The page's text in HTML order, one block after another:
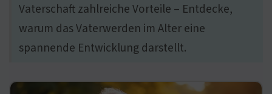
Vaterschaft zahlreiche Vorteile – Entdecke,
warum das Vaterwerden im Alter eine
spannende Entwicklung darstellt.